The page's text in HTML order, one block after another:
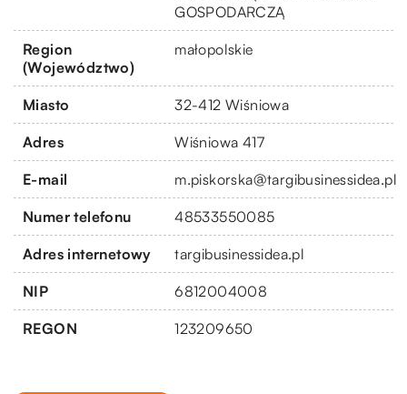
GOSPODARCZĄ
Region
(Województwo)
małopolskie
Miasto 32-412 Wiśniowa
Adres Wiśniowa 417
E-mail m.piskorska@targibusinessidea.pl
Numer telefonu 48533550085
Adres internetowy targibusinessidea.pl
NIP 6812004008
REGON 123209650